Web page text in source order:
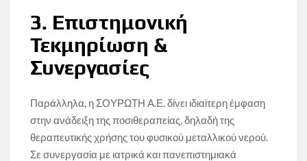
3. Επιστημονική
Τεκμηρίωση &
Συνεργασίες
Παράλληλα, η ΣΟΥΡΩΤΗ Α.Ε. δίνει ιδιαίτερη έμφαση
στην ανάδειξη της ποσιθεραπείας, δηλαδή της
θεραπευτικής χρήσης του φυσικού μεταλλικού νερού.
Σε συνεργασία με ιατρικά και πανεπιστημιακά